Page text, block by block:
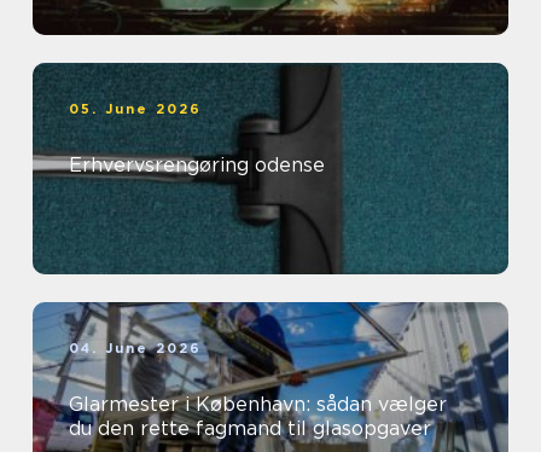
05. June 2026
Erhvervsrengøring odense
04. June 2026
Glarmester i København: sådan vælger
du den rette fagmand til glasopgaver